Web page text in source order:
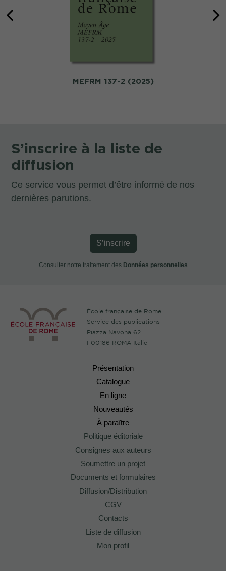
MEFRM 137-2 (2025)
S’inscrire à la liste de
diffusion
Ce service vous permet d’être informé de nos
dernières parutions.
S’inscrire
Consulter notre traitement des Données personnelles
École française de Rome
Service des publications
Piazza Navona 62
I-00186 ROMA Italie
Présentation
Catalogue
En ligne
Nouveautés
À paraître
Politique éditoriale
Consignes aux auteurs
Soumettre un projet
Documents et formulaires
Diffusion/Distribution
CGV
Contacts
Liste de diffusion
Mon profil